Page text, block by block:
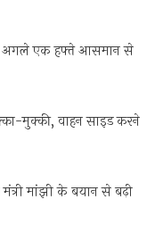
अगले एक हफ्ते आसमान से
मुक्की, वाहन साइड करने
मंत्री मांझी के बयान से बढ़ी